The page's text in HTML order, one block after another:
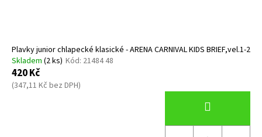
Plavky junior chlapecké klasické - ARENA CARNIVAL KIDS BRIEF,vel.1-2
Skladem (2 ks) Kód: 21484 48
420 Kč
(347,11 Kč bez DPH)